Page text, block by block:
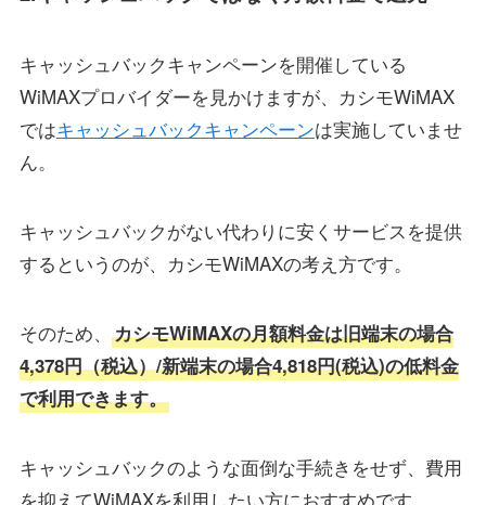
キャッシュバックキャンペーンを開催している
WiMAXプロバイダーを見かけますが、カシモWiMAX
ではキャッシュバックキャンペーンは実施していませ
ん。
キャッシュバックがない代わりに安くサービスを提供
するというのが、カシモWiMAXの考え方です。
そのため、
カシモWiMAXの月額料金は旧端末の場合
4,378円（税込）/新端末の場合4,818円(税込)の低料金
で利用できます。
キャッシュバックのような面倒な手続きをせず、費用
を抑えてWiMAXを利用したい方におすすめです。